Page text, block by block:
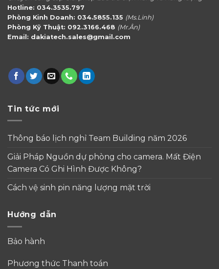
Hotline: 034.3535.797
Phòng Kinh Doanh: 034.5855.135 (Ms.Linh)
Phòng Kỹ Thuật: 092.3166.468 (Mr.Ân)
Email: dakiatech.sales@gmail.com
Tin tức mới
Thông báo lịch nghỉ Team Building năm 2026
Giải Pháp Nguồn dự phòng cho camera. Mất Điện
Camera Có Ghi Hình Được Không?
Cách vệ sinh pin năng lượng mặt trời
Hướng dẫn
Bảo hành
Phương thức Thanh toán